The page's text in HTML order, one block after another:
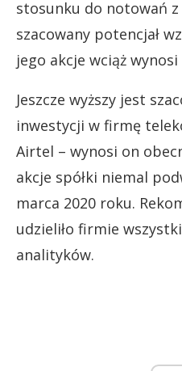
stosunku do notowań
szacowany potencjał
jego akcje wciąż
Jeszcze wyższy jest
inwestycji w firmę
Airtel – wynosi on
akcje spółki niemal
marca 2020 roku.
udzieliło firmie
analityków.